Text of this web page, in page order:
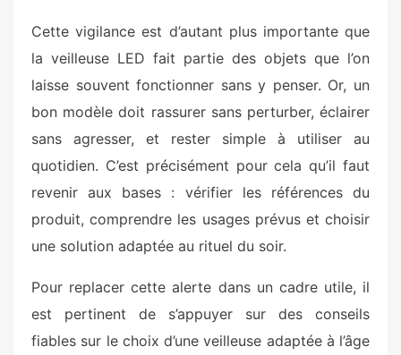
Cette vigilance est d’autant plus importante que
la veilleuse LED fait partie des objets que l’on
laisse souvent fonctionner sans y penser. Or, un
bon modèle doit rassurer sans perturber, éclairer
sans agresser, et rester simple à utiliser au
quotidien. C’est précisément pour cela qu’il faut
revenir aux bases : vérifier les références du
produit, comprendre les usages prévus et choisir
une solution adaptée au rituel du soir.
Pour replacer cette alerte dans un cadre utile, il
est pertinent de s’appuyer sur des conseils
fiables sur le choix d’une veilleuse adaptée à l’âge